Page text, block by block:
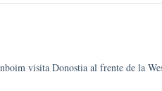
visita Donostia al frente de la